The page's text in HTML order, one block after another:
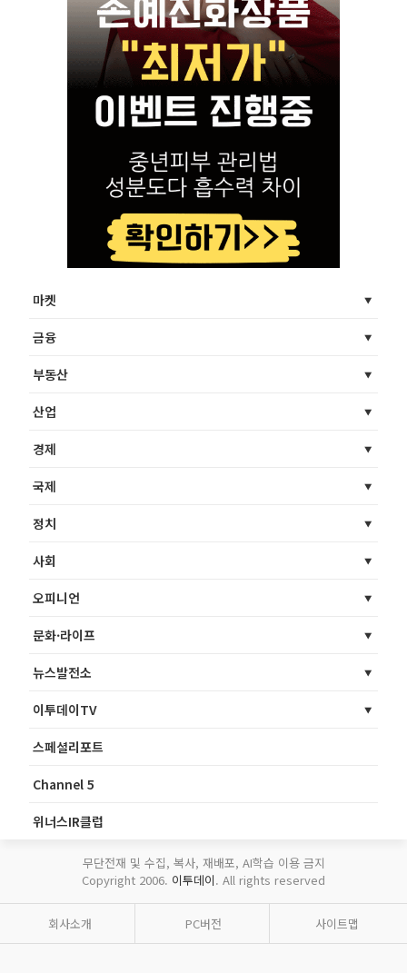
마켓
금융
부동산
산업
경제
국제
정치
사회
오피니언
문화·라이프
뉴스발전소
이투데이TV
스페셜리포트
Channel 5
위너스IR클럽
무단전재 및 수집, 복사, 재배포, AI학습 이용 금지
Copyright 2006. 이투데이. All rights reserved
회사소개 PC버전 사이트맵